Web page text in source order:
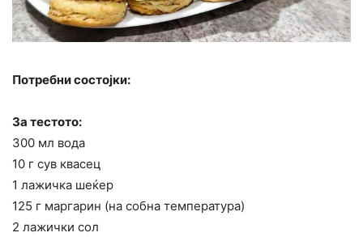
Потребни состојки:
За тестото:
300 мл вода
10 г сув квасец
1 лажичка шеќер
125 г маргарин (на собна температура)
2 лажички сол